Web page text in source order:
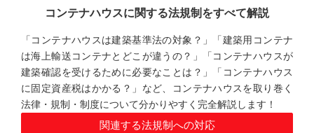
コンテナハウスに関する法規制をすべて解説
「コンテナハウスは建築基準法の対象？」「建築用コンテナ
は海上輸送コンテナとどこが違うの？」「コンテナハウスが
建築確認を受けるために必要なことは？」「コンテナハウス
に固定資産税はかかる？」など、コンテナハウスを取り巻く
法律・規制・制度について分かりやすく完全解説します！
関連する法規制への対応